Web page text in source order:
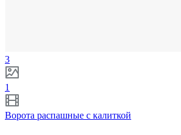
3
1
Ворота распашные с калиткой